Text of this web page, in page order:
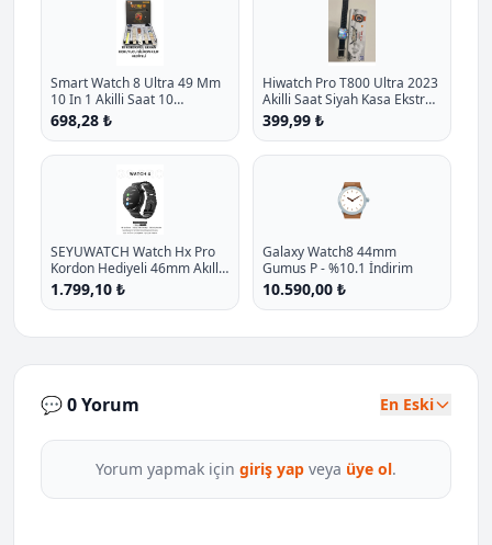
Smart Watch 8 Ultra 49 Mm
10 In 1 Akilli Saat 10
Kordonlu Takvim Spor
Whatsapp Menulu Koruma
698,28 ₺
Hiwatch Pro T800 Ultra 2023
Akilli Saat Siyah Kasa Ekstra
Kordon Hediyeli P - %27.1
İndirim
399,99 ₺
SEYUWATCH Watch Hx Pro
Kordon Hediyeli 46mm Akıllı
Saat Iphone Ve Android Tüm
Telefonlara Uyumlu
1.799,10 ₺
⌚
Galaxy Watch8 44mm
Gumus P - %10.1 İndirim
10.590,00 ₺
💬 0 Yorum En Eski
Yorum yapmak için giriş yap veya üye ol.